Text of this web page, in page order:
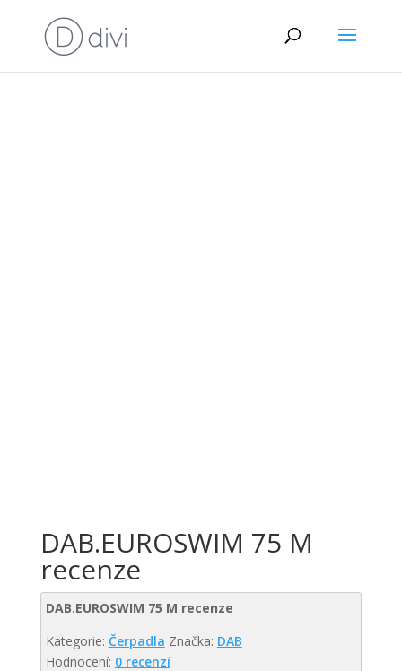
DAB.EUROSWIM 75 M
recenze
DAB.EUROSWIM 75 M recenze
Kategorie: Čerpadla Značka: DAB
Hodnocení: 0 recenzí